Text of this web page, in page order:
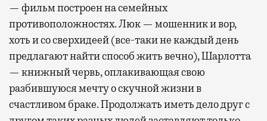
— фильм построен на семейных
противоположностях. Люк — мошенник и вор,
хоть и со сверхидеей (все-таки не каждый день
предлагают найти способ жить вечно), Шарлотта
— книжный червь, оплакивающая свою
разбившуюся мечту о скучной жизни в
счастливом браке. Продолжать иметь дело друг с